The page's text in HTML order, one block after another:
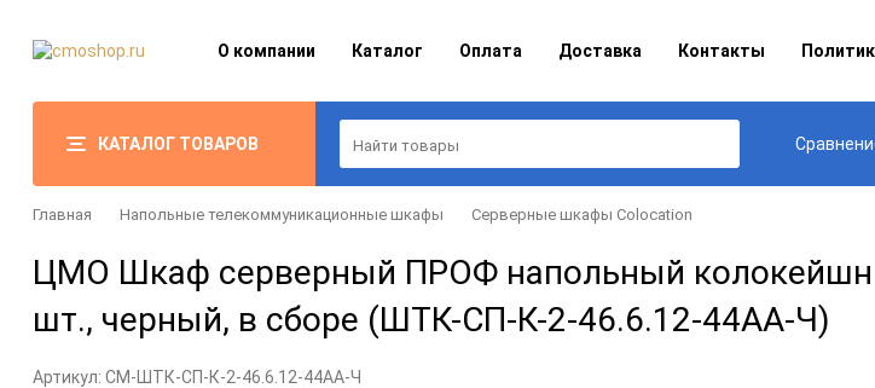
О компании Каталог Оплата Доставка Контакты
КАТАЛОГ ТОВАРОВ
Главная Напольные телекоммуникационные шкафы Серверные шкафы Сolocation
ЦМО Шкаф серверный ПРОФ напольный колокейшн
шт., черный, в сборе (ШТК-СП-К-2-46.6.12-44АА-Ч)
Артикул: CM-ШТК-СП-К-2-46.6.12-44АА-Ч